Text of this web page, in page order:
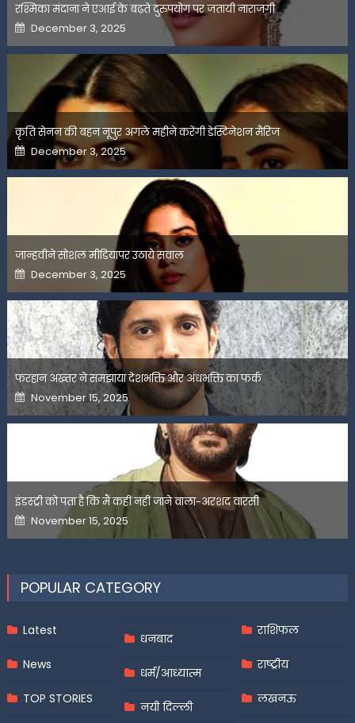
रश्मिका मंदाना ने एआई के बढ़ते दुरुपयोग पर जतायी नाराजगी
Posted
on
December 3, 2025
कृति सेनन की बहन नूपुर अगले महीने करेंगी डेस्टिनेशन मैरिज
Posted
on
December 3, 2025
जान्हवीने सोशल मीडियापर उठाये सवाल
Posted
on
December 3, 2025
फरहान अख्तर ने समझाया देशभक्ति और अंधभक्ति का फर्क
Posted
on
November 15, 2025
इंडस्ट्री को पता है कि मैं कहीं नहीं जाने वाला-अरशद वारसी
Posted
on
November 15, 2025
POPULAR CATEGORY
Latest
News
TOP STORIES
धनबाद
धर्म/आध्यात्म
नयी दिल्ली
राशिफल
राष्ट्रीय
लखनऊ